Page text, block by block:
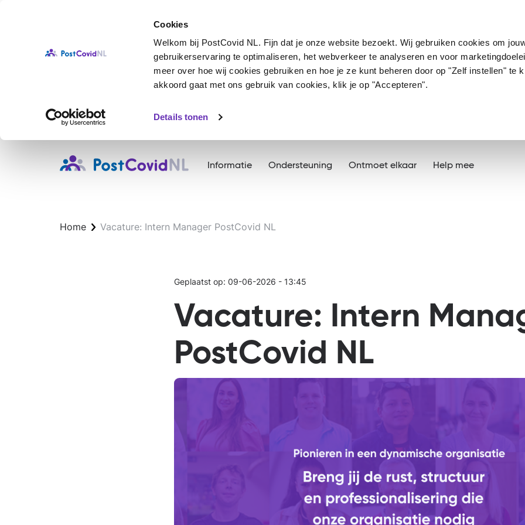
Cookies
Welkom bij PostCovid NL. Fijn dat je onze website bezoekt. Wij gebruiken cookies om
gebruikerservaring te optimaliseren, het webverkeer te analyseren en voor
meer over hoe wij cookies gebruiken en hoe je ze kunt beheren door op "Zelf instellen" te
akkoord gaat met ons gebruik van cookies, klik je op "Accepteren".
Details tonen
Informatie Ondersteuning Ontmoet elkaar Help mee
Home Vacature: Intern Manager PostCovid NL
Geplaatst op: 09-06-2026 - 13:45
Vacature: Intern
PostCovid NL